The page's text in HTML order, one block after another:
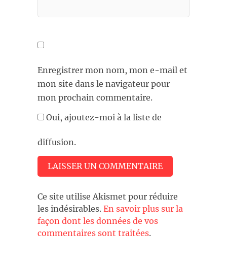
Enregistrer mon nom, mon e-mail et
mon site dans le navigateur pour
mon prochain commentaire.
Oui, ajoutez-moi à la liste de
diffusion.
Ce site utilise Akismet pour réduire
les indésirables. En savoir plus sur la
façon dont les données de vos
commentaires sont traitées.